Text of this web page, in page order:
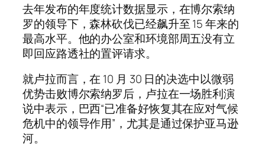
去年发布的年度统计数据显示，在博尔索纳
罗的领导下，森林砍伐已经飙升至 15 年来的
最高水平。他的办公室和环境部周五没有立
即回应路透社的置评请求。
就卢拉而言，在 10 月 30 日的决选中以微弱
优势击败博尔索纳罗后，卢拉在一场胜利演
说中表示，巴西“已准备好恢复其在应对气候
危机中的领导作用”，尤其是通过保护亚马逊
河。